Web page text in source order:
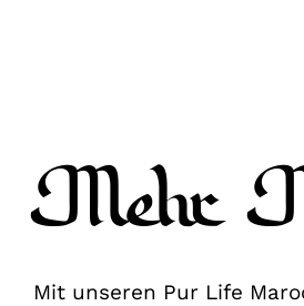
Mehr
Mit unseren Pur Life